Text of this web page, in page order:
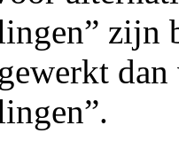
zijn